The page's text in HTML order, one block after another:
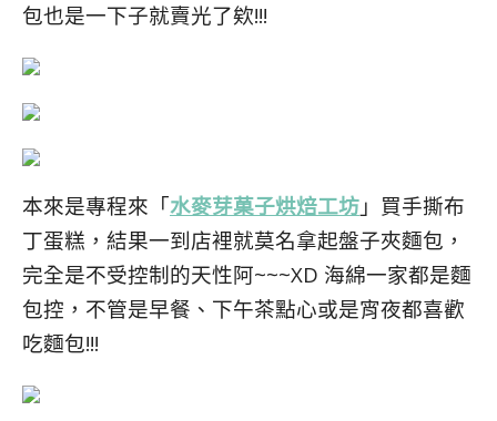
包也是一下子就賣光了欸!!!
本來是專程來「水麥芽菓子烘焙工坊 」買手撕布
丁蛋糕，結果一到店裡就莫名拿起盤子夾麵包，
完全是不受控制的天性阿~~~XD 海綿一家都是麵
包控，不管是早餐、下午茶點心或是宵夜都喜歡
吃麵包!!!